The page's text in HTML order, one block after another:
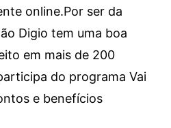
online.Por ser da
Digio tem uma boa
em mais de 200
do programa Vai
e benefícios